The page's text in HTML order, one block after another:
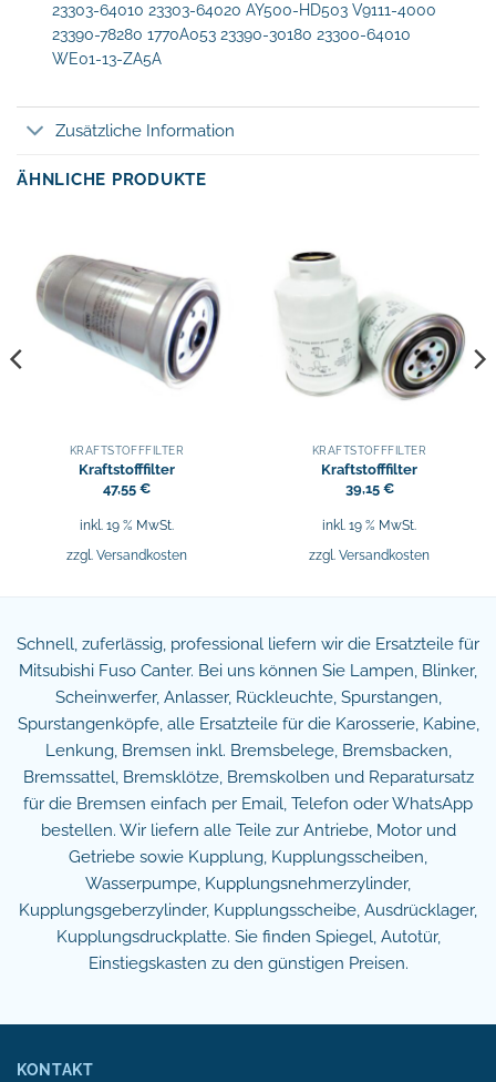
23303-64010 23303-64020 AY500-HD503 V9111-4000
23390-78280 1770A053 23390-30180 23300-64010
WE01-13-ZA5A
Zusätzliche Information
ÄHNLICHE PRODUKTE
KRAFTSTOFFFILTER
Kraftstofffilter
47,55 €
inkl. 19 % MwSt.
zzgl. Versandkosten
KRAFTSTOFFFILTER
Kraftstofffilter
39,15 €
inkl. 19 % MwSt.
zzgl. Versandkosten
Schnell, zuferlässig, professional liefern wir die Ersatzteile für
Mitsubishi Fuso Canter. Bei uns können Sie Lampen, Blinker,
Scheinwerfer, Anlasser, Rückleuchte, Spurstangen,
Spurstangenköpfe, alle Ersatzteile für die Karosserie, Kabine,
Lenkung, Bremsen inkl. Bremsbelege, Bremsbacken,
Bremssattel, Bremsklötze, Bremskolben und Reparatursatz
für die Bremsen einfach per Email, Telefon oder WhatsApp
bestellen. Wir liefern alle Teile zur Antriebe, Motor und
Getriebe sowie Kupplung, Kupplungsscheiben,
Wasserpumpe, Kupplungsnehmerzylinder,
Kupplungsgeberzylinder, Kupplungsscheibe, Ausdrücklager,
Kupplungsdruckplatte. Sie finden Spiegel, Autotür,
Einstiegskasten zu den günstigen Preisen.
KONTAKT